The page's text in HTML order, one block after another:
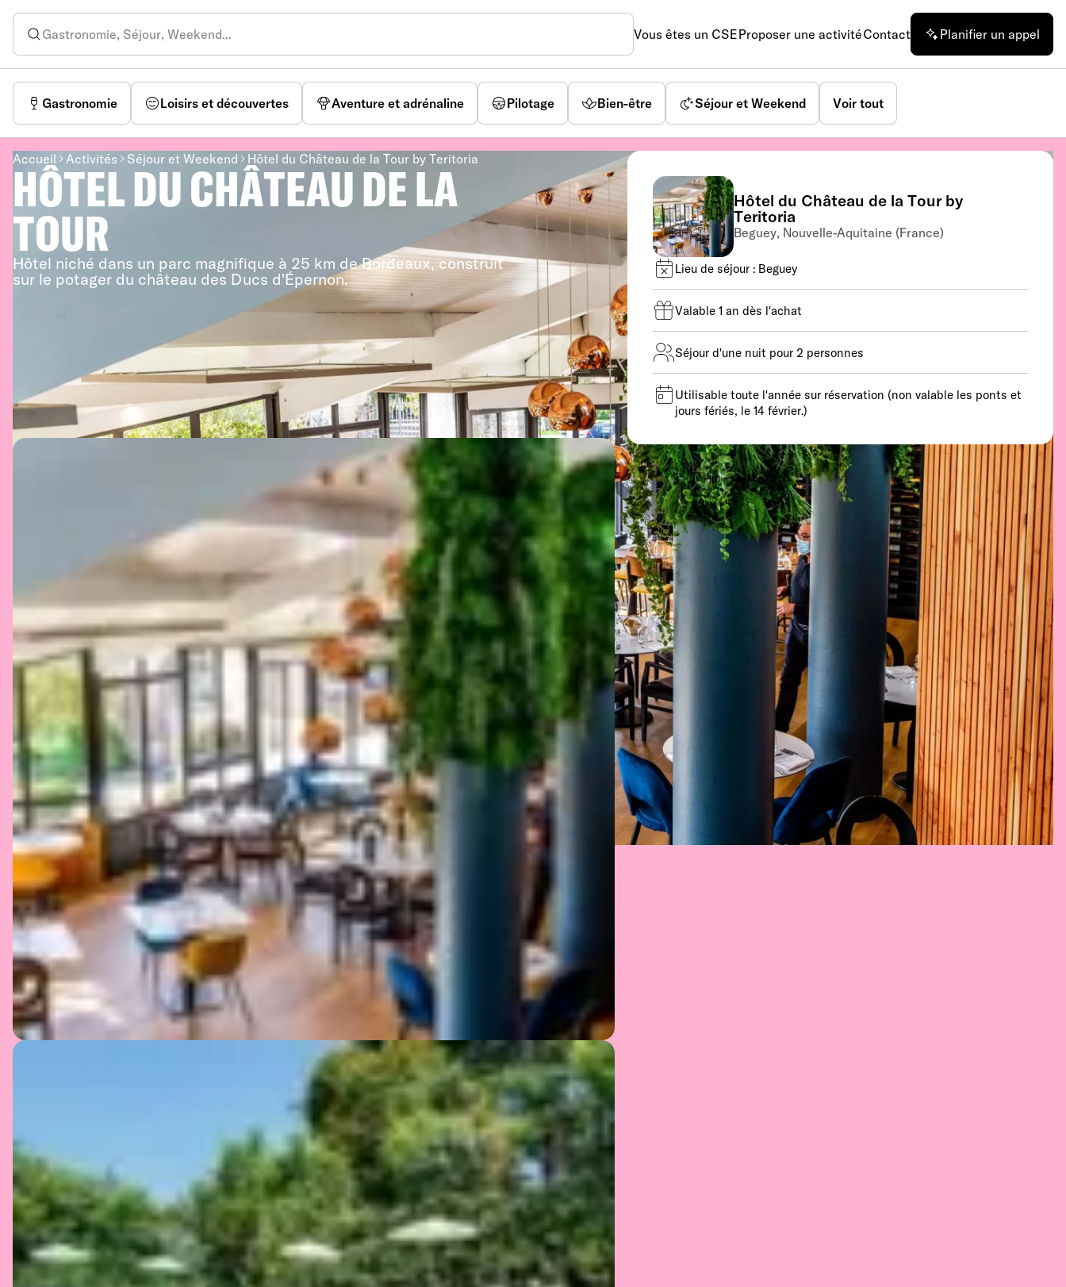
Vous êtes un CSEProposer une activitéContact Planifier un appel
Gastronomie Loisirs et découvertes Aventure et adrénaline Pilotage Bien-être Séjour et Weekend Voir tout
Accueil Activités Séjour et Weekend Hôtel du Château de la Tour by Teritoria
HÔTEL DU CHÂTEAU DE LA
TOUR
Hôtel niché dans un parc magnifique à 25 km de Bordeaux, construit
sur le potager du château des Ducs d'Épernon.
Hôtel du Château de la Tour by
Teritoria
Beguey, Nouvelle-Aquitaine (France)
Lieu de séjour : Beguey
Valable 1 an dès l'achat
Séjour d'une nuit pour 2 personnes
Utilisable toute l'année sur réservation (non valable les ponts et
jours fériés, le 14 février.)